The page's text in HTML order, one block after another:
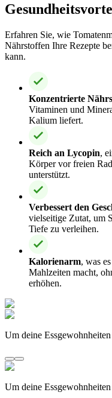
Erfahren Sie, wie
Nährstoffen Ihre Rezepte
kann.
Konzentrierte
Vitaminen und
Kalium liefert.
Reich an Lycopin,
Körper vor freien
unterstützt.
Verbessert den
vielseitige Zutat, um
Tiefe zu verleihen.
Kalorienarm, was
Mahlzeiten macht,
erhöhen.
Um deine
Um deine